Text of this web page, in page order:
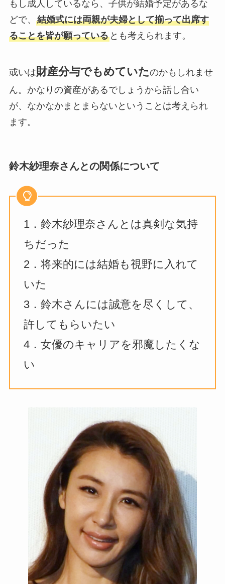
もし成人しているなら、子供が結婚予定があるな
どで、 結婚式には両親が夫婦として揃って出席す
ることを皆が願っているとも考えられます。
或いは財産分与でもめていたのかもしれませ
ん。かなりの資産があるでしょうから話し合い
が、なかなかまとまらないということは考えられ
ます。
鈴木紗理奈さんとの関係について
1．鈴木紗理奈さんとは真剣な気持
ちだった
2．将来的には結婚も視野に入れて
いた
3．鈴木さんには誠意を尽くして、
許してもらいたい
4．女優のキャリアを邪魔したくな
い